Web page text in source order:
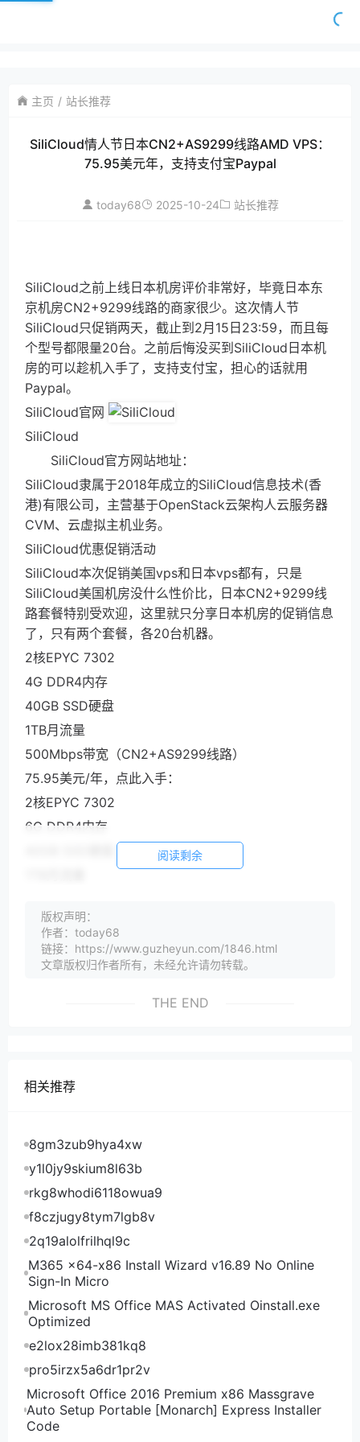
主页 站长推荐
SiliCloud情人节日本CN2+AS9299线路AMD VPS：
75.95美元年，支持支付宝Paypal
today68 2025-10-24 站长推荐
SiliCloud之前上线日本机房评价非常好，毕竟日本东
京机房CN2+9299线路的商家很少。这次情人节
SiliCloud只促销两天，截止到2月15日23:59，而且每
个型号都限量20台。之前后悔没买到SiliCloud日本机
房的可以趁机入手了，支持支付宝，担心的话就用
Paypal。
SiliCloud官网
SiliCloud
SiliCloud官方网站地址：
SiliCloud隶属于2018年成立的SiliCloud信息技术(香
港)有限公司，主营基于OpenStack云架构人云服务器
CVM、云虚拟主机业务。
SiliCloud优惠促销活动
SiliCloud本次促销美国vps和日本vps都有，只是
SiliCloud美国机房没什么性价比，日本CN2+9299线
路套餐特别受欢迎，这里就只分享日本机房的促销信息
了，只有两个套餐，各20台机器。
2核EPYC 7302
4G DDR4内存
40GB SSD硬盘
1TB月流量
500Mbps带宽（CN2+AS9299线路）
75.95美元/年，点此入手：
2核EPYC 7302
6G DDR4内存
82.3美元/年，点此入手：
SiliCloud机房测试
SiliCloud日本东京GIA混合线路测试IP及测速文件：
阅读剩余
版权声明：
作者：today68
链接：https://www.guzheyun.com/1846.html
文章版权归作者所有，未经允许请勿转载。
THE END
相关推荐
8gm3zub9hya4xw
y1l0jy9skium8l63b
rkg8whodi6118owua9
f8czjugy8tym7lgb8v
2q19alolfrilhql9c
M365 x64-x86 Install Wizard v16.89 No Online
Sign-In Micro
Microsoft MS Office MAS Activated Oinstall.exe
Optimized
e2lox28imb381kq8
pro5irzx5a6dr1pr2v
Microsoft Office 2016 Premium x86 Massgrave
Auto Setup Portable [Monarch] Express Installer
Code